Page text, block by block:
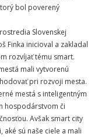
bol poverený
Slovenskej
Finka inicioval a zakladal
rozvíjať tému smart.
mali vytvorenú
pri rozvoji mesta.
mestá s inteligentným
hospodárstvom či
Avšak smart city
aké sú naše ciele a mali